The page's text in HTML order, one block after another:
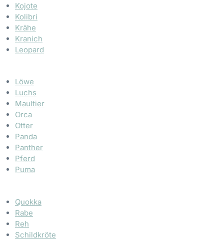
Kojote
Kolibri
Krähe
Kranich
Leopard
Löwe
Luchs
Maultier
Orca
Otter
Panda
Panther
Pferd
Puma
Quokka
Rabe
Reh
Schildkröte